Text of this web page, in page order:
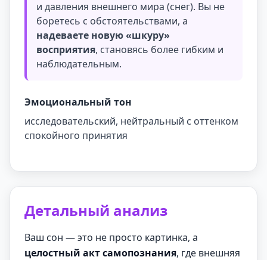
и давления внешнего мира (снег). Вы не
боретесь с обстоятельствами, а
надеваете новую «шкуру»
восприятия, становясь более гибким и
наблюдательным.
Эмоциональный тон
исследовательский, нейтральный с оттенком
спокойного принятия
Детальный анализ
Ваш сон — это не просто картинка, а
целостный акт самопознания, где внешняя